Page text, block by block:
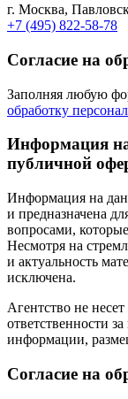
г. Москва,
+7 (495) 822-58-78
Согласие на
Заполняя любую
обработку
Информация на
публичной
Информация на
и предназначена
вопросами,
Несмотря на
и актуальность
исключена.
Агентство не
ответственности
информации,
Cогласие на